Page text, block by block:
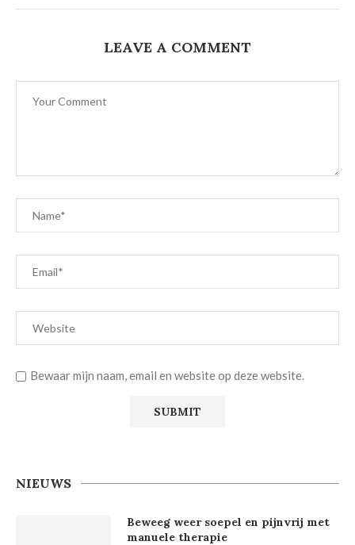
LEAVE A COMMENT
Bewaar mijn naam, email en website op deze website.
NIEUWS
Beweeg weer soepel en pijnvrij met
manuele therapie